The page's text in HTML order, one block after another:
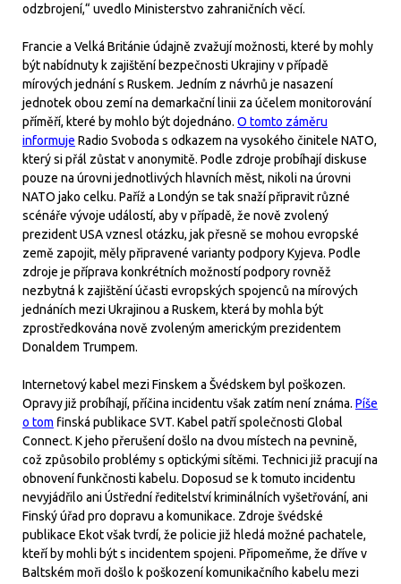
odzbrojení,“ uvedlo Ministerstvo zahraničních věcí.
Francie a Velká Británie údajně zvažují možnosti, které by mohly
být nabídnuty k zajištění bezpečnosti Ukrajiny v případě
mírových jednání s Ruskem. Jedním z návrhů je nasazení
jednotek obou zemí na demarkační linii za účelem monitorování
příměří, které by mohlo být dojednáno. O tomto záměru
informuje Radio Svoboda s odkazem na vysokého činitele NATO,
který si přál zůstat v anonymitě. Podle zdroje probíhají diskuse
pouze na úrovni jednotlivých hlavních měst, nikoli na úrovni
NATO jako celku. Paříž a Londýn se tak snaží připravit různé
scénáře vývoje událostí, aby v případě, že nově zvolený
prezident USA vznesl otázku, jak přesně se mohou evropské
země zapojit, měly připravené varianty podpory Kyjeva. Podle
zdroje je příprava konkrétních možností podpory rovněž
nezbytná k zajištění účasti evropských spojenců na mírových
jednáních mezi Ukrajinou a Ruskem, která by mohla být
zprostředkována nově zvoleným americkým prezidentem
Donaldem Trumpem.
Internetový kabel mezi Finskem a Švédskem byl poškozen.
Opravy již probíhají, příčina incidentu však zatím není známa. Píše
o tom finská publikace SVT. Kabel patří společnosti Global
Connect. K jeho přerušení došlo na dvou místech na pevnině,
což způsobilo problémy s optickými sítěmi. Technici již pracují na
obnovení funkčnosti kabelu. Doposud se k tomuto incidentu
nevyjádřilo ani Ústřední ředitelství kriminálních vyšetřování, ani
Finský úřad pro dopravu a komunikace. Zdroje švédské
publikace Ekot však tvrdí, že policie již hledá možné pachatele,
kteří by mohli být s incidentem spojeni. Připomeňme, že dříve v
Baltském moři došlo k poškození komunikačního kabelu mezi